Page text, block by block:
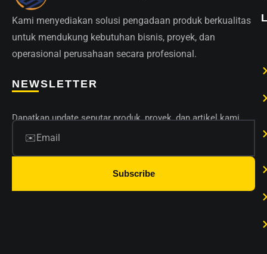
Kami menyediakan solusi pengadaan produk berkualitas
untuk mendukung kebutuhan bisnis, proyek, dan
operasional perusahaan secara profesional.
NEWSLETTER
Dapatkan update seputar produk, proyek, dan artikel kami.
Subscribe